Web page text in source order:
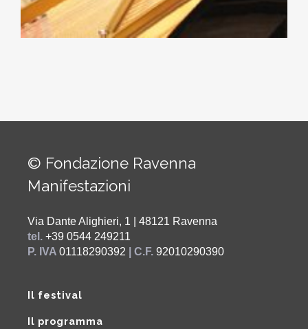
© Fondazione Ravenna
Manifestazioni
Via Dante Alighieri, 1 | 48121 Ravenna
tel. +39 0544 249211
P. IVA 01118290392 | C.F. 92010290390
Il festival
Il programma